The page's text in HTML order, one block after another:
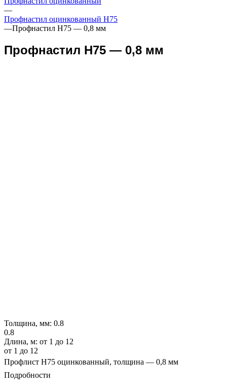
—
Профнастил оцинкованный Н75
—Профнастил Н75 — 0,8 мм
Профнастил Н75 — 0,8 мм
Толщина, мм: 0.8
0.8
Длина, м: от 1 до 12
от 1 до 12
Профлист Н75 оцинкованный, толщина — 0,8 мм
Подробности